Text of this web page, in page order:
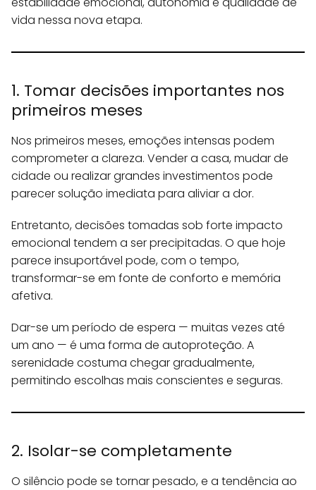
vida nessa nova etapa.
1. Tomar decisões importantes nos
primeiros meses
Nos primeiros meses, emoções intensas podem
comprometer a clareza. Vender a casa, mudar de
cidade ou realizar grandes investimentos pode
parecer solução imediata para aliviar a dor.
Entretanto, decisões tomadas sob forte impacto
emocional tendem a ser precipitadas. O que hoje
parece insuportável pode, com o tempo,
transformar-se em fonte de conforto e memória
afetiva.
Dar-se um período de espera — muitas vezes até
um ano — é uma forma de autoproteção. A
serenidade costuma chegar gradualmente,
permitindo escolhas mais conscientes e seguras.
2. Isolar-se completamente
O silêncio pode se tornar pesado, e a tendência ao